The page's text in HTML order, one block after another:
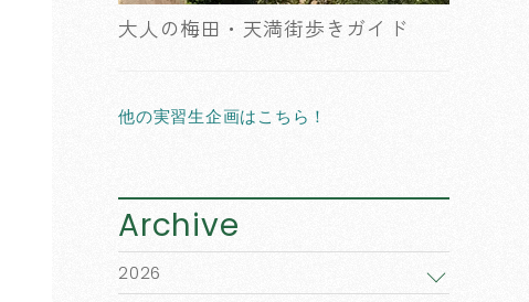
大人の梅田・天満街歩きガイド
他の実習生企画はこちら！
Archive
2026